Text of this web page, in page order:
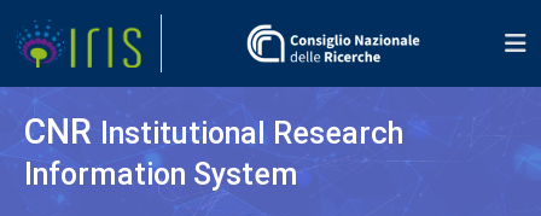
CNR Institutional Research
Information System